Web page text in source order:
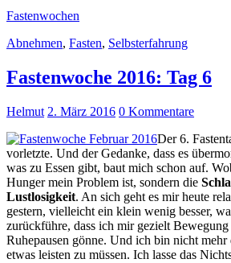
Fastenwochen
Abnehmen, Fasten, Selbsterfahrung
Fastenwoche 2016: Tag 6
Helmut 2. März 2016 0 Kommentare
Der 6.
vorletzte. Und der Gedanke, dass es
was zu Essen gibt, baut mich schon auf.
Hunger mein Problem ist, sondern die
Lustlosigkeit. An sich geht es mir heute
gestern, vielleicht ein klein wenig besser,
zurückführe, dass ich mir gezielt
Ruhepausen gönne. Und ich bin nicht mehr
etwas leisten zu müssen. Ich lasse das